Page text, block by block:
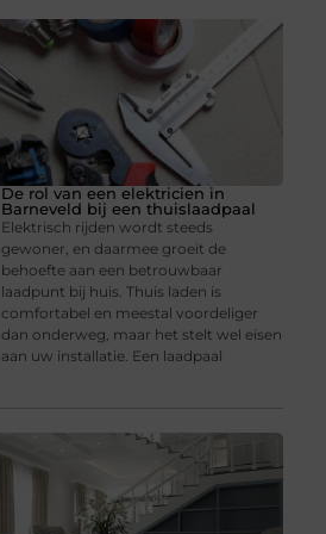
De rol van een elektricien in
Barneveld bij een thuislaadpaal
Elektrisch rijden wordt steeds
gewoner, en daarmee groeit de
behoefte aan een betrouwbaar
laadpunt bij huis. Thuis laden is
comfortabel en meestal voordeliger
dan onderweg, maar het stelt wel eisen
aan uw installatie. Een laadpaal